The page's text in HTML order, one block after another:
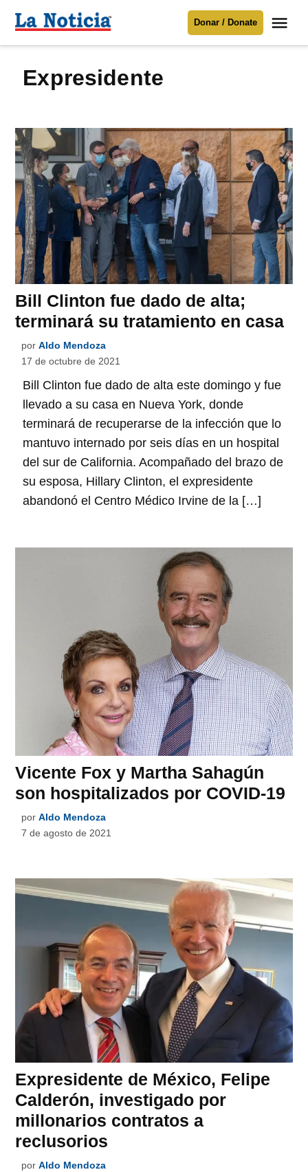
Para mantenerte informado necesitamos
contenido
Noticia
Donar / Donate
Expresidente
Bill Clinton fue dado de alta;
terminará su tratamiento en casa
por Aldo Mendoza
17 de octubre de 2021
Bill Clinton fue dado de alta este domingo y fue
llevado a su casa en Nueva York, donde
terminará de recuperarse de la infección que lo
mantuvo internado por seis días en un hospital
del sur de California. Acompañado del brazo de
su esposa, Hillary Clinton, el expresidente
abandonó el Centro Médico Irvine de la […]
Vicente Fox y Martha Sahagún
son hospitalizados por COVID-19
por Aldo Mendoza
7 de agosto de 2021
Expresidente de México, Felipe
Calderón, investigado por
millonarios contratos a
reclusorios
por Aldo Mendoza